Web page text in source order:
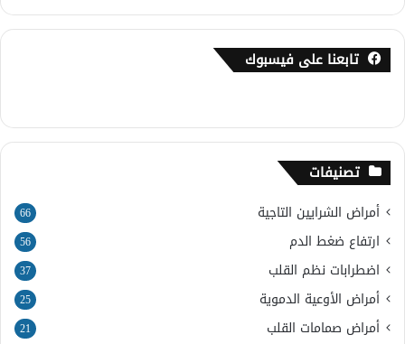
تابعنا على فيسبوك
تصنيفات
أمراض الشرايين التاجية 66
ارتفاع ضغط الدم 56
اضطرابات نظم القلب 37
أمراض الأوعية الدموية 25
أمراض صمامات القلب 21